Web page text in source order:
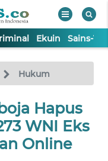
Ekuin Sains-
Hukum
Hapus
WNI Eks
Online